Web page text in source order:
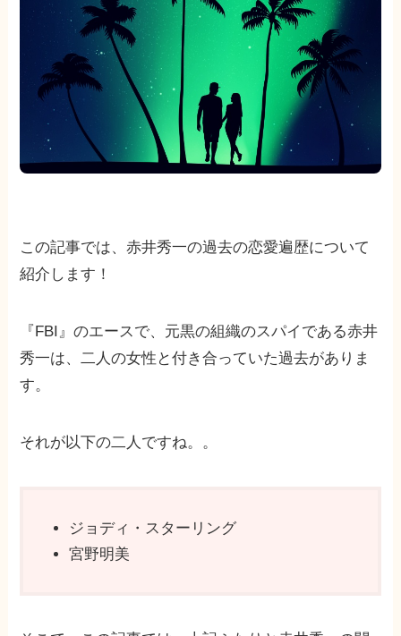
この記事では、赤井秀一の過去の恋愛遍歴について
紹介します！
『FBI』のエースで、元黒の組織のスパイである赤井
秀一は、二人の女性と付き合っていた過去がありま
す。
それが以下の二人ですね。。
ジョディ・スターリング
宮野明美